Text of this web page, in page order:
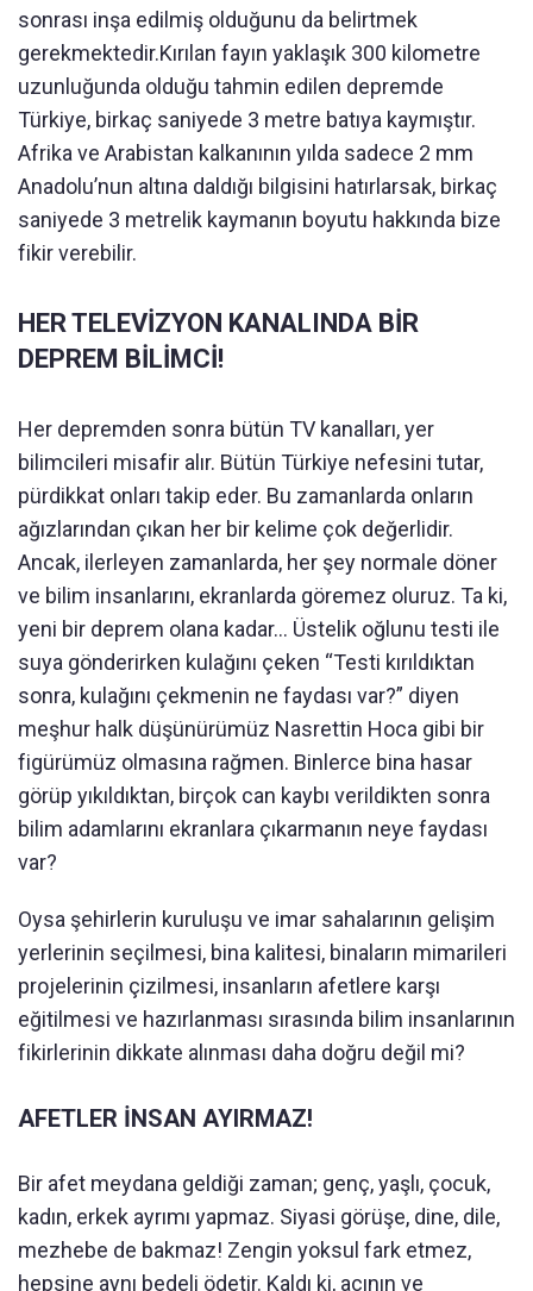
sonrası inşa edilmiş olduğunu da belirtmek
gerekmektedir.Kırılan fayın yaklaşık 300 kilometre
uzunluğunda olduğu tahmin edilen depremde
Türkiye, birkaç saniyede 3 metre batıya kaymıştır.
Afrika ve Arabistan kalkanının yılda sadece 2 mm
Anadolu’nun altına daldığı bilgisini hatırlarsak, birkaç
saniyede 3 metrelik kaymanın boyutu hakkında bize
fikir verebilir.
HER TELEVİZYON KANALINDA BİR
DEPREM BİLİMCİ!
Her depremden sonra bütün TV kanalları, yer
bilimcileri misafir alır. Bütün Türkiye nefesini tutar,
pürdikkat onları takip eder. Bu zamanlarda onların
ağızlarından çıkan her bir kelime çok değerlidir.
Ancak, ilerleyen zamanlarda, her şey normale döner
ve bilim insanlarını, ekranlarda göremez oluruz. Ta ki,
yeni bir deprem olana kadar… Üstelik oğlunu testi ile
suya gönderirken kulağını çeken “Testi kırıldıktan
sonra, kulağını çekmenin ne faydası var?” diyen
meşhur halk düşünürümüz Nasrettin Hoca gibi bir
figürümüz olmasına rağmen. Binlerce bina hasar
görüp yıkıldıktan, birçok can kaybı verildikten sonra
bilim adamlarını ekranlara çıkarmanın neye faydası
var?
Oysa şehirlerin kuruluşu ve imar sahalarının gelişim
yerlerinin seçilmesi, bina kalitesi, binaların mimarileri
projelerinin çizilmesi, insanların afetlere karşı
eğitilmesi ve hazırlanması sırasında bilim insanlarının
fikirlerinin dikkate alınması daha doğru değil mi?
AFETLER İNSAN AYIRMAZ!
Bir afet meydana geldiği zaman; genç, yaşlı, çocuk,
kadın, erkek ayrımı yapmaz. Siyasi görüşe, dine, dile,
mezhebe de bakmaz! Zengin yoksul fark etmez,
hepsine aynı bedeli ödetir. Kaldı ki, acının ve